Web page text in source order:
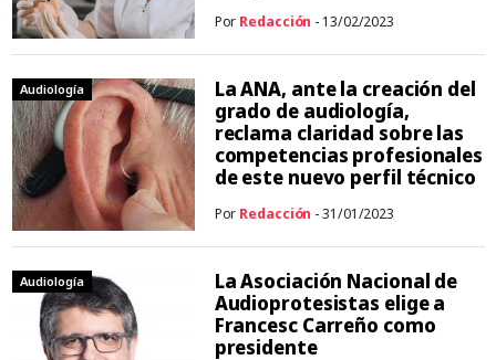
Por Redacción - 13/02/2023
Audiología
La ANA, ante la creación del
grado de audiología,
reclama claridad sobre las
competencias profesionales
de este nuevo perfil técnico
Por Redacción - 31/01/2023
Audiología
La Asociación Nacional de
Audioprotesistas elige a
Francesc Carreño como
presidente